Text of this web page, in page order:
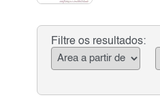
Filtre os resultados: